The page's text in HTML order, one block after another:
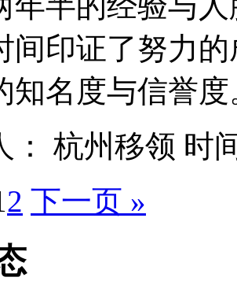
间印证了努力
知名度与信誉度
： 杭州移领 时
2 下一页 »